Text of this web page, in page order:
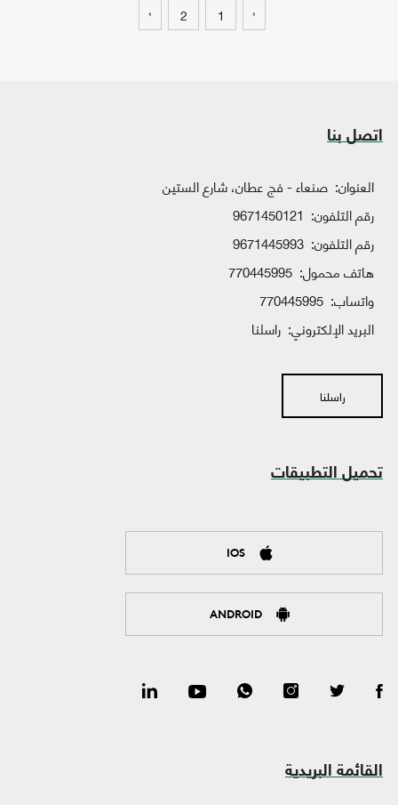
‹
1
2
›
اتصل بنا
العنوان: صنعاء - فج عطان، شارع الستين
رقم التلفون: 9671450121
رقم التلفون: 9671445993
هاتف محمول: 770445995
واتساب:
البريد الإلكتروني: راسلنا
راسلنا
تحميل التطبيقات
IOS
ANDROID
القائمة البريدية